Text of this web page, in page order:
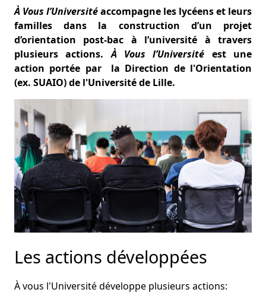
À Vous l’Universitéaccompagne les lycéens et leurs
familles dans la construction d’un projet
d’orientation post-bac à l’université à travers
plusieurs actions.À Vous l’Université est une
action portée par la Direction de l'Orientation
(ex. SUAIO) de l'Université de Lille.
Les actions développées
À vous l'Université développe plusieurs actions: